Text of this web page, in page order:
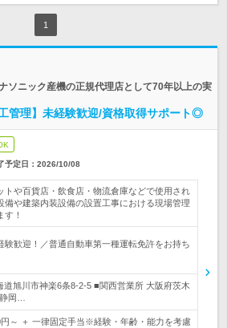
1
ソニック産機の正規代理店として70年以上の実
管理】未経験歓迎/資格取得サポート◎
予定日： 2026/10/08
トや百貨店・飲食店・物流倉庫などで使用され
備や建築内装設備の設置工事における現場管理
す！
験歓迎！／普通自動車第一種運転免許をお持ち
道旭川市神楽6条8-2-5 ■関西営業所 大阪府茨木
岡…
円～ ＋ 一律固定手当※経験・年齢・能力を考慮